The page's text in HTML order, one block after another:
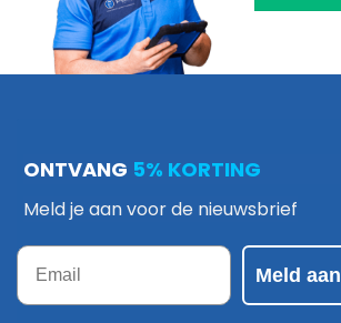
ONTVANG 5% KORTING
Meld je aan voor de nieuwsbrief
Email
Meld aan